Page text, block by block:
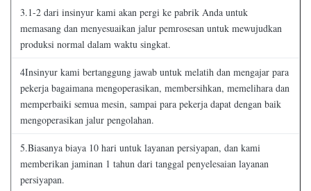
3.1-2 dari insinyur kami akan pergi ke pabrik Anda untuk
memasang dan menyesuaikan jalur pemrosesan untuk mewujudkan
produksi normal dalam waktu singkat.
4Insinyur kami bertanggung jawab untuk melatih dan mengajar para
pekerja bagaimana mengoperasikan, membersihkan, memelihara dan
memperbaiki semua mesin, sampai para pekerja dapat dengan baik
mengoperasikan jalur pengolahan.
5.Biasanya biaya 10 hari untuk layanan persiyapan, dan kami
memberikan jaminan 1 tahun dari tanggal penyelesaian layanan
persiyapan.